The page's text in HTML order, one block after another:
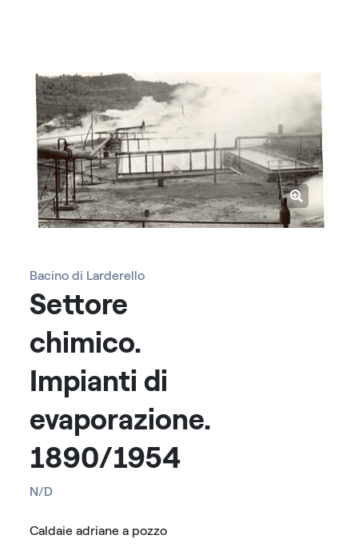
Bacino di Larderello
Settore
chimico.
Impianti di
evaporazione.
1890/1954
N/D
Caldaie adriane a pozzo